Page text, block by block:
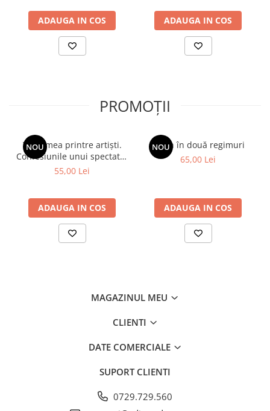
ADAUGA IN COS ADAUGA IN COS
PROMOȚII
NOU
Viața mea printre artiști.
Confesiunile unui spectator
fidel
55,00 Lei
ADAUGA IN COS
NOU
Spion în două regimuri
65,00 Lei
ADAUGA IN COS
MAGAZINUL MEU
CLIENTI
DATE COMERCIALE
SUPORT CLIENTI
0729.729.560